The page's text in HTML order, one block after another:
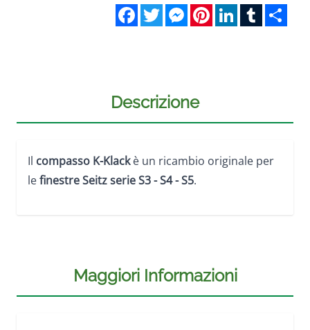
FacebookTwitterMessengerPinterestLinkedInTumblr
Descrizione
Il compasso K-Klackè un ricambio originale per
lefinestre Seitz serie S3 - S4 - S5.
Maggiori Informazioni